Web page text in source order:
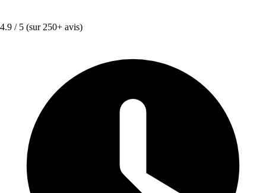
4.9 / 5 (sur 250+ avis)